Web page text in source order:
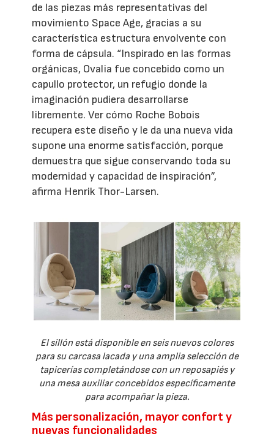
de las piezas más representativas del
movimiento Space Age, gracias a su
característica estructura envolvente con
forma de cápsula. “Inspirado en las formas
orgánicas, Ovalia fue concebido como un
capullo protector, un refugio donde la
imaginación pudiera desarrollarse
libremente. Ver cómo Roche Bobois
recupera este diseño y le da una nueva vida
supone una enorme satisfacción, porque
demuestra que sigue conservando toda su
modernidad y capacidad de inspiración”,
afirma Henrik Thor-Larsen.
El sillón está disponible en seis nuevos colores
para su carcasa lacada y una amplia selección de
tapicerías completándose con un reposapiés y
una mesa auxiliar concebidos específicamente
para acompañar la pieza.
Más personalización, mayor confort y
nuevas funcionalidades